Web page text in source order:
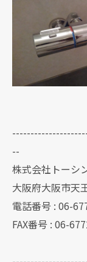
--
株式会社トーシ
大阪府大阪市天
電話番号 : 06-
FAX番号 : 06-